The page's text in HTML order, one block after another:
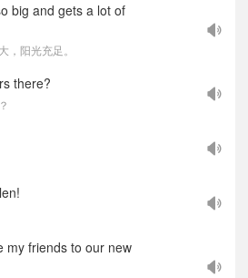
big and gets a lot of
，阳光充足。
there?
my friends to our new